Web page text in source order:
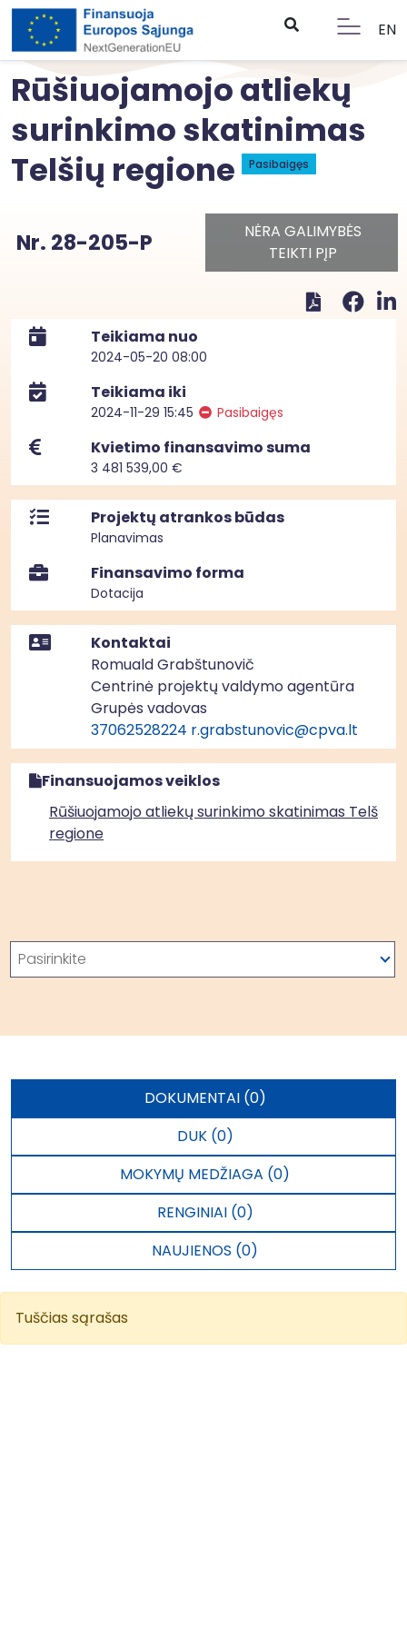
EN
Rūšiuojamojo atliekų
surinkimo skatinimas
Telšių regione
Pasibaigęs
Nr. 28-205-P
NĖRA GALIMYBĖS
TEIKTI PĮP
Teikiama nuo
2024-05-20 08:00
Teikiama iki
2024-11-29 15:45 Pasibaigęs
Kvietimo finansavimo suma
3 481 539,00 €
Projektų atrankos būdas
Planavimas
Finansavimo forma
Dotacija
Kontaktai
Romuald Grabštunovič
Centrinė projektų valdymo agentūra
Grupės vadovas
37062528224 r.grabstunovic@cpva.lt
Finansuojamos veiklos
Rūšiuojamojo atliekų surinkimo skatinimas Telšių
regione
Paieška
Pasirinkite
DOKUMENTAI (0)
DUK (0)
MOKYMŲ MEDŽIAGA (0)
RENGINIAI (0)
NAUJIENOS (0)
Tuščias sąrašas